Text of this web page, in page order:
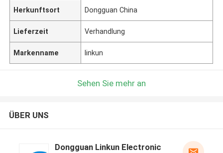
Herkunftsort Dongguan China
Lieferzeit Verhandlung
Markenname linkun
Sehen Sie mehr an
ÜBER UNS
Dongguan Linkun Electronic